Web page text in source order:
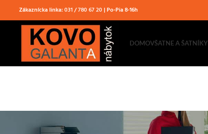
Zákaznícka linka:031 / 780 67 20 | Po-Pia 8-16h
DOMOVŠATNE A ŠATNÍKY